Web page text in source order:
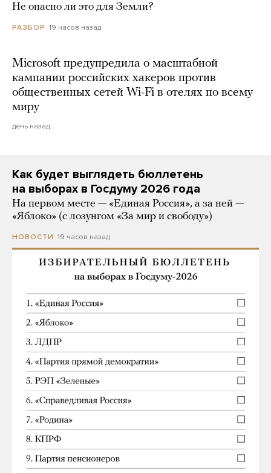
Не опасно ли это для Земли?
РАЗБОР 19 часов назад
Microsoft предупредила о масштабной
кампании российских хакеров против
общественных сетей Wi-Fi в отелях по всему
миру
день назад
Как будет выглядеть бюллетень
на выборах в Госдуму 2026 года
На первом месте — «Единая Россия», а за ней —
«Яблоко» (с лозунгом «За мир и свободу»)
НОВОСТИ 19 часов назад